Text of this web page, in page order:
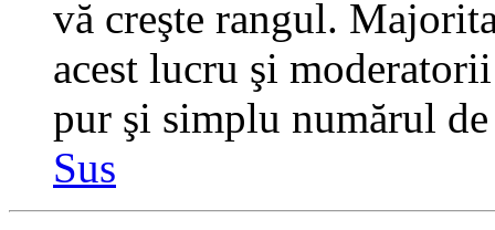
vă creşte rangul.
acest lucru şi
pur şi simplu numărul de
Sus